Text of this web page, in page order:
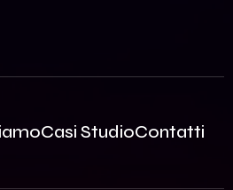
Casi StudioContatti